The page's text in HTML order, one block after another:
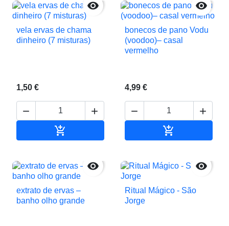

vela ervas de chama
dinheiro (7 misturas)
1,50 €
 


bonecos de pano Vodu
(voodoo)– casal
vermelho
4,99 €
 


extrato de ervas –
banho olho grande

Ritual Mágico - São
Jorge